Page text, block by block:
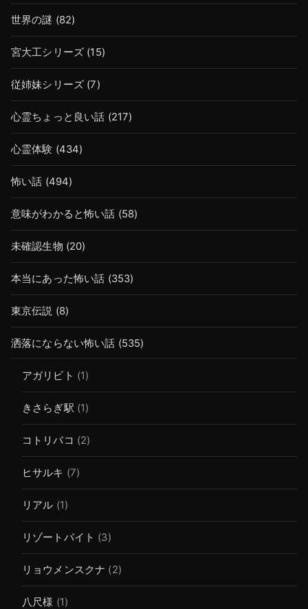
世界の謎 (82)
宮大工シリーズ (15)
従姉妹シリーズ (7)
心霊ちょっと良い話 (217)
心霊体験 (434)
怖い話 (494)
意味がわかると怖い話 (58)
未確認生物 (20)
本当にあった怖い話 (353)
東京伝説 (8)
洒落にならない怖い話 (535)
アガリビト (1)
きさらぎ駅 (1)
コトリバコ (2)
ヒサルキ (7)
リアル (1)
リゾートバイト (3)
リョウメンスクナ (2)
八尺様 (1)